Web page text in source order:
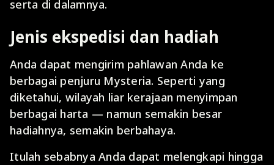
serta di dalamnya.
Jenis ekspedisi dan hadiah
Anda dapat mengirim pahlawan Anda ke
berbagai penjuru Mysteria. Seperti yang
diketahui, wilayah liar kerajaan menyimpan
berbagai harta — namun semakin besar
hadiahnya, semakin berbahaya.
Itulah sebabnya Anda dapat melengkapi hingga